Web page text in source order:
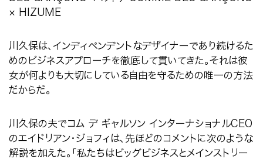
× HIZUME
川久保は、インディペンデントなデザイナーであり続けるた
めのビジネスアプローチを徹底して貫いてきた。それは彼
女が何よりも大切にしている自由を守るための唯一の方法
だからだ。
川久保の夫でコム デ ギャルソン インターナショナルCEO
のエイドリアン・ジョフィは、先ほどのコメントに次のような
解説を加えた。「私たちはビッグビジネスとメインストリー